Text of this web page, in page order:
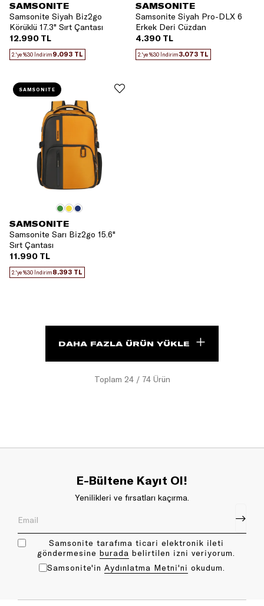
SAMSONITE
Samsonite Siyah Biz2go
Körüklü 17.3" Sırt Çantası
12.990 TL
2.'ye %30 İndirim9.093 TL
SAMSONITE
Samsonite Siyah Pro-DLX 6
Erkek Deri Cüzdan
4.390 TL
2.'ye %30 İndirim3.073 TL
SAMSONITE
Samsonite Sarı Biz2go 15.6"
Sırt Çantası
11.990 TL
2.'ye %30 İndirim8.393 TL
SAMSONITE
Toplam 24/ 74Ürün
DAHA FAZLA ÜRÜN YÜKLE
E-Bültene Kayıt Ol!
Yenilikleri ve fırsatları kaçırma.
Samsonite tarafıma ticari elektronik ileti
göndermesine bu rada belirtilen izni veriyorum.
Samsonite'in Aydınlatma Metni'ni okudum.